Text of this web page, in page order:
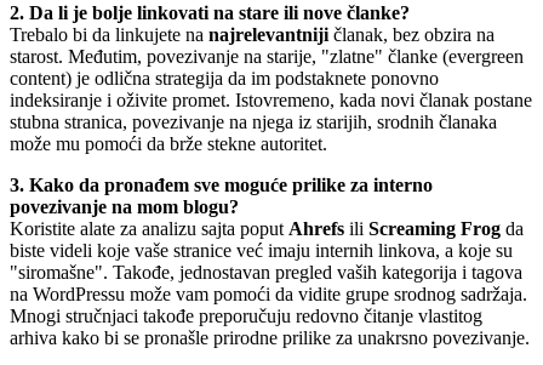
2. Da li je bolje linkovati na stare ili nove članke?
Trebalo bi da linkujete na najrelevantniji članak, bez obzira na
starost. Međutim, povezivanje na starije, "zlatne" članke (evergreen
content) je odlična strategija da im podstaknete ponovno
indeksiranje i oživite promet. Istovremeno, kada novi članak postane
stubna stranica, povezivanje na njega iz starijih, srodnih članaka
može mu pomoći da brže stekne autoritet.
3. Kako da pronađem sve moguće prilike za interno
povezivanje na mom blogu?
Koristite alate za analizu sajta poput Ahrefs ili Screaming Frog da
biste videli koje vaše stranice već imaju internih linkova, a koje su
"siromašne". Takođe, jednostavan pregled vaših kategorija i tagova
na WordPressu može vam pomoći da vidite grupe srodnog sadržaja.
Mnogi stručnjaci takođe preporučuju redovno čitanje vlastitog
arhiva kako bi se pronašle prirodne prilike za unakrsno povezivanje.